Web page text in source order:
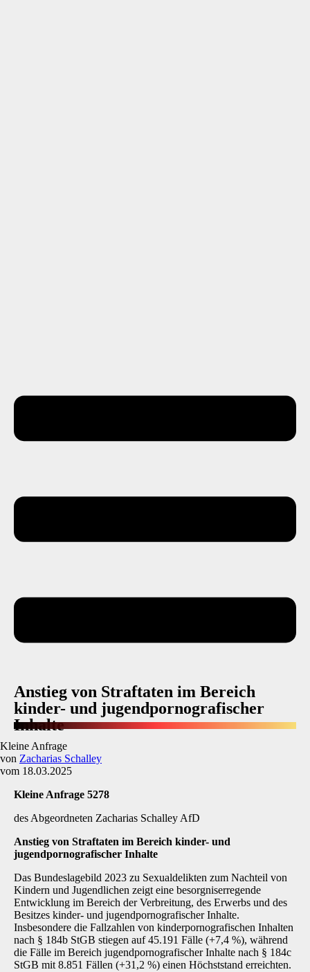
Anstieg von Straftaten im Bereich
kinder- und jugendpornografischer
Inhalte
Kleine Anfrage
von Zacharias Schalley
vom 18.03.2025
Kleine Anfrage 5278
des Abgeordneten Zacharias Schalley AfD
Anstieg von Straftaten im Bereich kinder- und
jugendpornografischer Inhalte
Das Bundeslagebild 2023 zu Sexualdelikten zum Nachteil von
Kindern und Jugendlichen zeigt eine besorgniserregende
Entwicklung im Bereich der Verbreitung, des Erwerbs und des
Besitzes kinder- und jugendpornografischer Inhalte.
Insbesondere die Fallzahlen von kinderpornografischen Inhalten
nach § 184b StGB stiegen auf 45.191 Fälle (+7,4 %), während
die Fälle im Bereich jugendpornografischer Inhalte nach § 184c
StGB mit 8.851 Fällen (+31,2 %) einen Höchststand erreichten.